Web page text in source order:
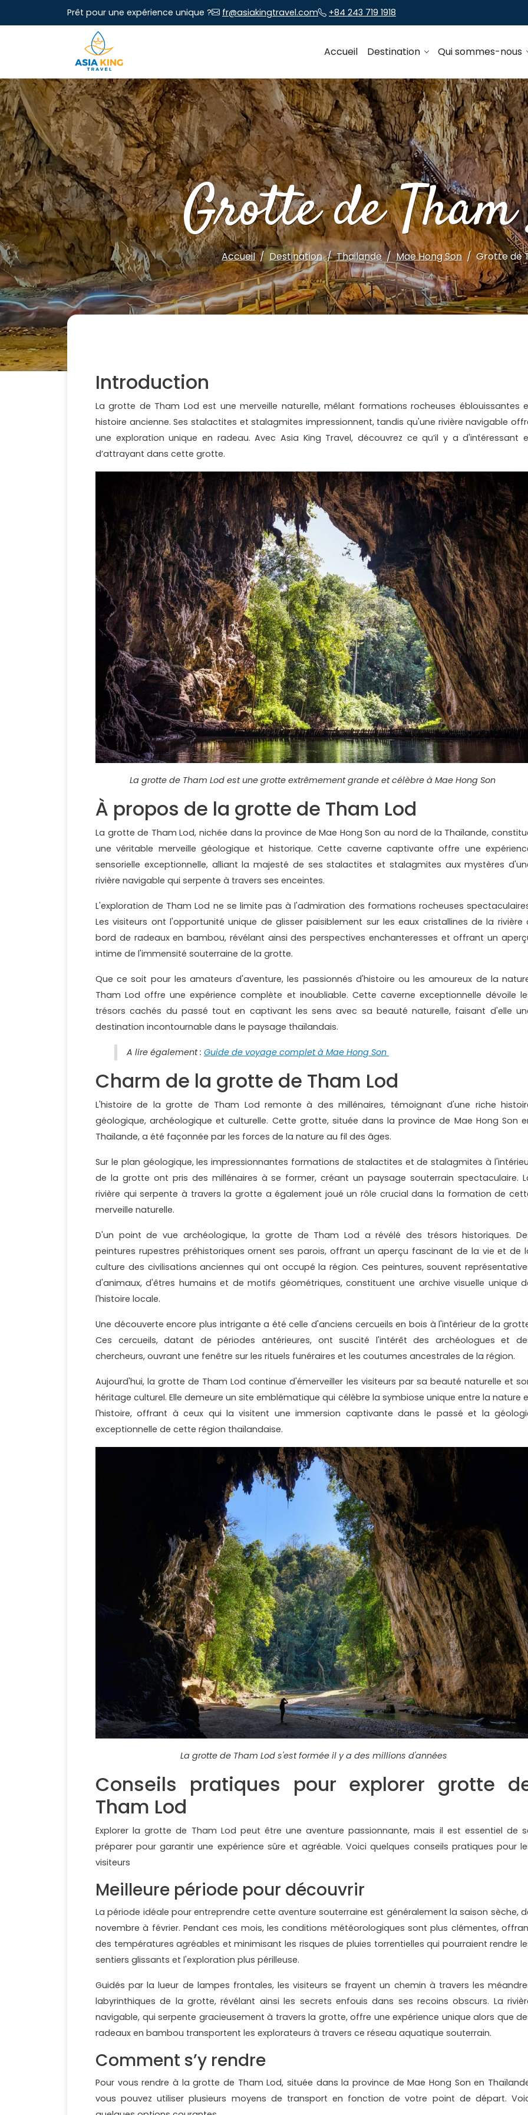
Prêt pour une expérience unique ? fr@asiakingtravel.com +84 243 719 1918
Accueil Destination Qui sommes-nous
Grotte de
Accueil Destination Thailande Mae Hong Son Grotte de
Introduction
La grotte de Tham Lod est une merveille naturelle, mêlant formations rocheuses éblouissantes
histoire ancienne. Ses stalactites et stalagmites impressionnent, tandis qu'une rivière navigable
une exploration unique en radeau. Avec Asia King Travel, découvrez ce qu’il y a d'intéressant
d’attrayant dans cette grotte.
La grotte de Tham Lod est une grotte extrêmement grande et célèbre à Mae Hong Son
À propos de la grotte de Tham Lod
La grotte de Tham Lod, nichée dans la province de Mae Hong Son au nord de la Thaïlande,
une véritable merveille géologique et historique. Cette caverne captivante offre une
sensorielle exceptionnelle, alliant la majesté de ses stalactites et stalagmites aux mystères
rivière navigable qui serpente à travers ses enceintes.
L'exploration de Tham Lod ne se limite pas à l'admiration des formations rocheuses
Les visiteurs ont l'opportunité unique de glisser paisiblement sur les eaux cristallines de la rivière
bord de radeaux en bambou, révélant ainsi des perspectives enchanteresses et offrant un
intime de l'immensité souterraine de la grotte.
Que ce soit pour les amateurs d'aventure, les passionnés d'histoire ou les amoureux de la
Tham Lod offre une expérience complète et inoubliable. Cette caverne exceptionnelle dévoile
trésors cachés du passé tout en captivant les sens avec sa beauté naturelle, faisant d'elle
destination incontournable dans le paysage thaïlandais.
A lire également : Guide de voyage complet à Mae Hong Son
Charm de la grotte de Tham Lod
L'histoire de la grotte de Tham Lod remonte à des millénaires, témoignant d'une riche
géologique, archéologique et culturelle. Cette grotte, située dans la province de Mae Hong Son
Thaïlande, a été façonnée par les forces de la nature au fil des âges.
Sur le plan géologique, les impressionnantes formations de stalactites et de stalagmites à
de la grotte ont pris des millénaires à se former, créant un paysage souterrain spectaculaire.
rivière qui serpente à travers la grotte a également joué un rôle crucial dans la formation de
merveille naturelle.
D'un point de vue archéologique, la grotte de Tham Lod a révélé des trésors historiques.
peintures rupestres préhistoriques ornent ses parois, offrant un aperçu fascinant de la vie et de
culture des civilisations anciennes qui ont occupé la région. Ces peintures, souvent
d'animaux, d'êtres humains et de motifs géométriques, constituent une archive visuelle unique
l'histoire locale.
Une découverte encore plus intrigante a été celle d'anciens cercueils en bois à l'intérieur de la
Ces cercueils, datant de périodes antérieures, ont suscité l'intérêt des archéologues et
chercheurs, ouvrant une fenêtre sur les rituels funéraires et les coutumes ancestrales de la région.
Aujourd'hui, la grotte de Tham Lod continue d'émerveiller les visiteurs par sa beauté naturelle et
héritage culturel. Elle demeure un site emblématique qui célèbre la symbiose unique entre la nature
l'histoire, offrant à ceux qui la visitent une immersion captivante dans le passé et la
exceptionnelle de cette région thaïlandaise.
La grotte de Tham Lod s'est formée il y a des millions d'années
Conseils pratiques pour explorer grotte
Tham Lod
Explorer la grotte de Tham Lod peut être une aventure passionnante, mais il est essentiel de
préparer pour garantir une expérience sûre et agréable. Voici quelques conseils pratiques pour
visiteurs
Meilleure période pour découvrir
La période idéale pour entreprendre cette aventure souterraine est généralement la saison sèche,
novembre à février. Pendant ces mois, les conditions météorologiques sont plus clémentes,
des températures agréables et minimisant les risques de pluies torrentielles qui pourraient rendre
sentiers glissants et l'exploration plus périlleuse.
Guidés par la lueur de lampes frontales, les visiteurs se frayent un chemin à travers les
labyrinthiques de la grotte, révélant ainsi les secrets enfouis dans ses recoins obscurs. La
navigable, qui serpente gracieusement à travers la grotte, offre une expérience unique alors que
radeaux en bambou transportent les explorateurs à travers ce réseau aquatique souterrain.
Comment s’y rendre
Pour vous rendre à la grotte de Tham Lod, située dans la province de Mae Hong Son en
vous pouvez utiliser plusieurs moyens de transport en fonction de votre point de départ.